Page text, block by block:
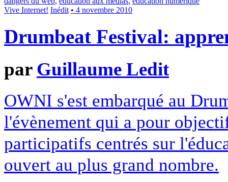
Vive Internet! Inédit • 4 novembre 2010
Drumbeat Festival:
par Guillaume Ledit
OWNI s'est embarqué au
l'évènement qui a pour
participatifs centrés sur
ouvert au plus grand nombre.